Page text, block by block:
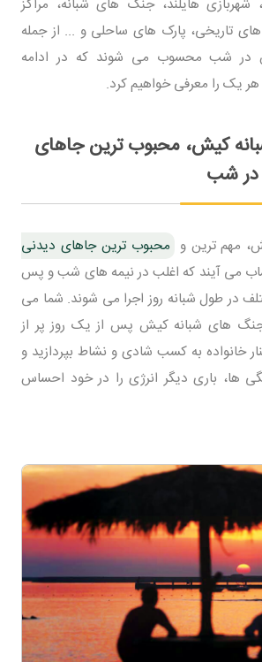
تاریخی، پارک های ساحلی و ... از جمله
در شب محسوب می شوند که در ادامه
هر یک را معرفی خواهیم کرد.
کیش، محبوب ترین جاهای
شب
مهم ترین و محبوب ترین جاهای دیدنی
می آیند که اغلب در نیمه های شب و پس
در طول شبانه روز اجرا می شوند. شما می
جنگ های شبانه کیش پس از یک روز پر از
خانواده به کسب شادی و نشاط بپردازید و
ها، باری دیگر انرژی را در خود احساس